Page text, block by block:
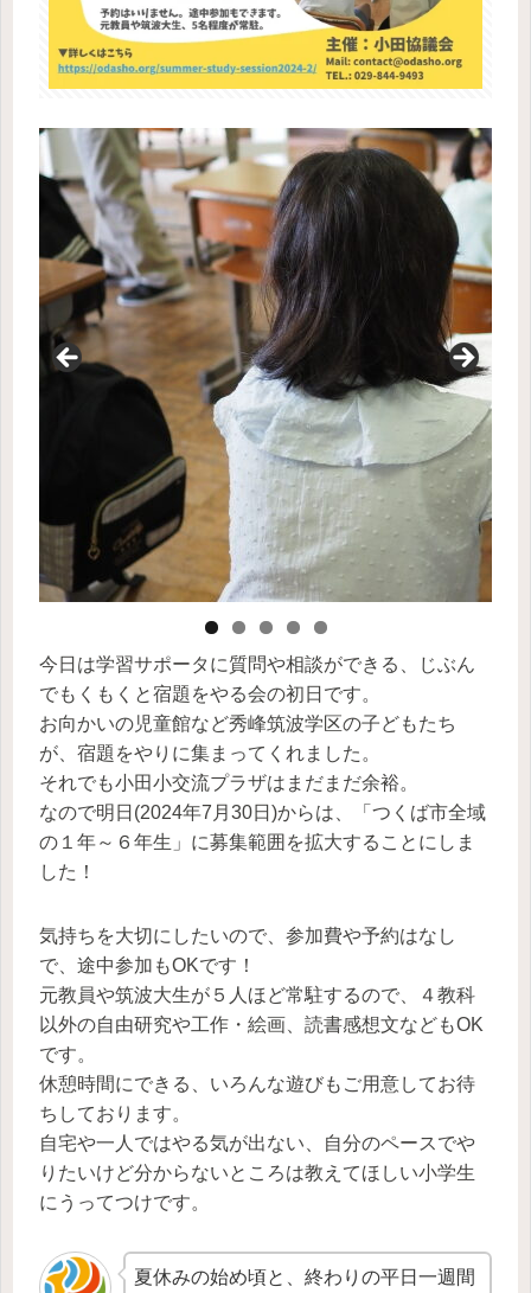
今日は学習サポータに質問や相談ができる、じぶん
でもくもくと宿題をやる会の初日です。
お向かいの児童館など秀峰筑波学区の子どもたち
が、宿題をやりに集まってくれました。
それでも小田小交流プラザはまだまだ余裕。
なので明日(2024年7月30日)からは、「つくば市全域
の１年～６年生」に募集範囲を拡大することにしま
した！
気持ちを大切にしたいので、参加費や予約はなし
で、途中参加もOKです！
元教員や筑波大生が５人ほど常駐するので、４教科
以外の自由研究や工作・絵画、読書感想文などもOK
です。
休憩時間にできる、いろんな遊びもご用意してお待
ちしております。
自宅や一人ではやる気が出ない、自分のペースでや
りたいけど分からないところは教えてほしい小学生
にうってつけです。
夏休みの始め頃と、終わりの平日一週間